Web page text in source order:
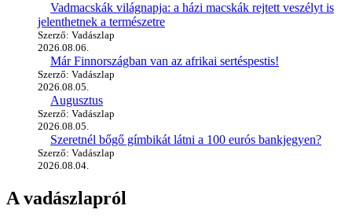
Vadmacskák világnapja: a házi macskák rejtett veszélyt is
jelenthetnek a természetre
Szerző: Vadászlap
2026.08.06.
Már Finnországban van az afrikai sertéspestis!
Szerző: Vadászlap
2026.08.05.
Augusztus
Szerző: Vadászlap
2026.08.05.
Szeretnél bőgő gímbikát látni a 100 eurós bankjegyen?
Szerző: Vadászlap
2026.08.04.
A vadászlapról